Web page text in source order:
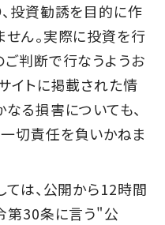
投資勧誘を目的に作
ん。実際に投資を行
判断で行なうようお
イトに掲載された情
る損害についても、
切責任を負いかねま
は、公開から12時間
第30条に言う"公